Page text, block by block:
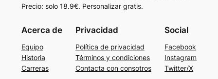
Precio: solo 18.9€. Personalizar gratis.
Acerca de
Equipo
Historia
Carreras
Privacidad
Política de privacidad
Términos y condiciones
Contacta con consotros
Social
Facebook
Instagram
Twitter/X